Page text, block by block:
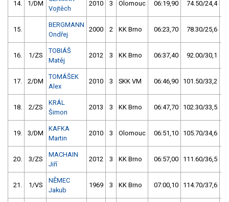
14. 1/DM
Vojtěch
2010 3 Olomouc 06:19,90 74.50/24,4
15.
BERGMANN
Ondřej
2000 2 KK Brno 06:23,70 78.30/25,6
16. 1/ZS
TOBIÁŠ
Matěj
2012 3 KK Brno 06:37,40 92.00/30,1
17. 2/DM
TOMÁŠEK
Alex
2010 3 SKK VM 06:46,90 101.50/33,2
18. 2/ZS
KRÁL
Šimon
2013 3 KK Brno 06:47,70 102.30/33,5
19. 3/DM
KAFKA
Martin
2010 3 Olomouc 06:51,10 105.70/34,6
20. 3/ZS
MACHAIN
Jiří
2012 3 KK Brno 06:57,00 111.60/36,5
21. 1/VS
NĚMEC
Jakub
1969 3 KK Brno 07:00,10 114.70/37,6